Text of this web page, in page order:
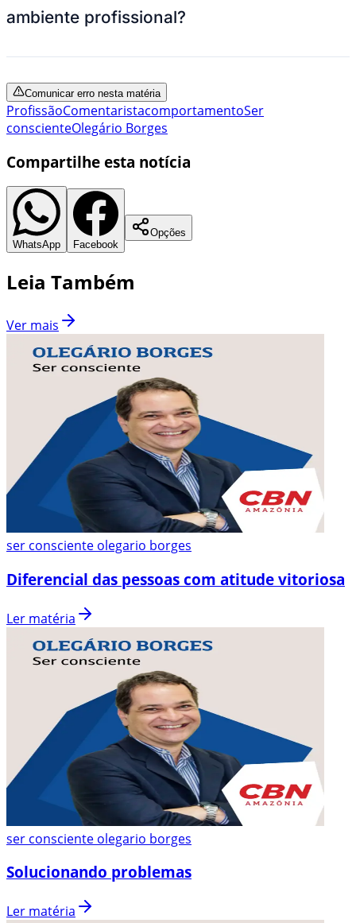
ambiente profissional?
Comunicar erro nesta matéria
ProfissãoComentaristacomportamentoSer
conscienteOlegário Borges
Compartilhe esta notícia
WhatsApp Facebook
Opções
Leia Também
Ver mais
ser consciente olegario borges
Diferencial das pessoas com atitude vitoriosa
Ler matéria
ser consciente olegario borges
Solucionando problemas
Ler matéria